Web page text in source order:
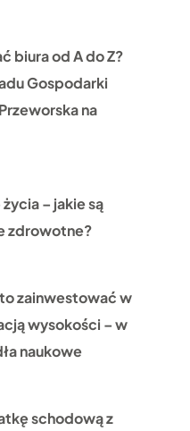
biura od A do Z?
Gospodarki
na
– jakie są
zdrowotne?
zainwestować w
wysokości – w
naukowe
schodową z